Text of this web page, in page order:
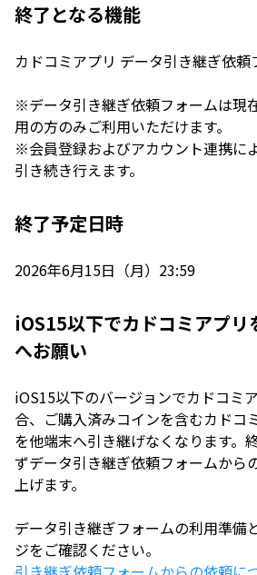
終了となる機能
カドコミアプリ データ引き継ぎ依頼
※データ引き継ぎ依頼フォームは現
用の方のみご利用いただけます。
※会員登録およびアカウント連携に
引き続き行えます。
終了予定日時
2026年6月15日（月）23:59
iOS15以下でカドコミアプリ
へお願い
iOS15以下のバージョンでカドコミ
合、ご購入済みコインを含むカドコ
を他端末へ引き継げなくなります。
ずデータ引き継ぎ依頼フォームから
上げます。
データ引き継ぎフォームの利用準備
ジをご確認ください。